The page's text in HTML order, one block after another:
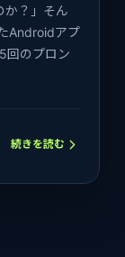
か？」そん
Androidアプ
回のプロン
続きを読む